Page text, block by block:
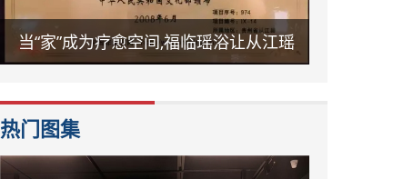
当“家”成为疗愈空间,福临瑶浴让从江瑶
热门图集